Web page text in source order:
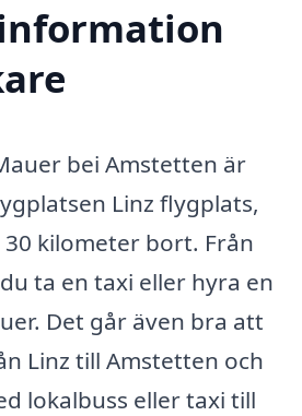
bei Amstetten är
Linz flygplats,
kilometer bort. Från
ta en taxi eller hyra en
Det går även bra att
Linz till Amstetten och
lokalbuss eller taxi till